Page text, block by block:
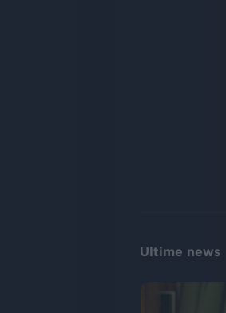
Ultime news